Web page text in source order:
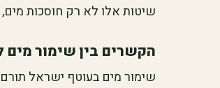
שיטות אלו לא רק חוסכות
הקשרים בין שימור מים
שימור מים בעוטף ישראל